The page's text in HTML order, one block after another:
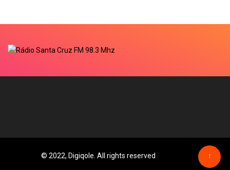
© 2022, Digiqole. All rights reserved ↑